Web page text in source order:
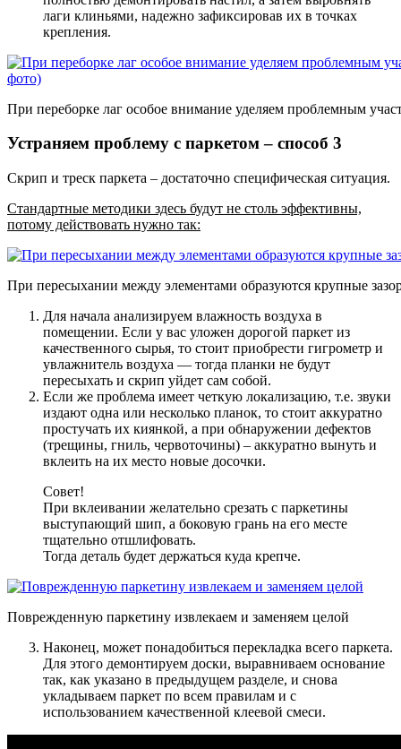
лаги клиньями, надежно зафиксировав их в точках
крепления.
При переборке лаг особое внимание уделяем проблемным
Устраняем проблему с паркетом – способ 3
Скрип и треск паркета – достаточно специфическая ситуация.
Стандартные методики здесь будут не столь эффективны,
потому действовать нужно так:
При пересыхании между элементами образуются крупные
Для начала анализируем влажность воздуха в
помещении. Если у вас уложен дорогой паркет из
качественного сырья, то стоит приобрести гигрометр и
увлажнитель воздуха — тогда планки не будут
пересыхать и скрип уйдет сам собой.
Если же проблема имеет четкую локализацию, т.е. звуки
издают одна или несколько планок, то стоит аккуратно
простучать их киянкой, а при обнаружении дефектов
(трещины, гниль, червоточины) – аккуратно вынуть и
вклеить на их место новые досочки.
Совет!
При вклеивании желательно срезать с паркетины
выступающий шип, а боковую грань на его месте
тщательно отшлифовать.
Тогда деталь будет держаться куда крепче.
Поврежденную паркетину извлекаем и заменяем целой
Наконец, может понадобиться перекладка всего паркета.
Для этого демонтируем доски, выравниваем основание
так, как указано в предыдущем разделе, и снова
укладываем паркет по всем правилам и с
использованием качественной клеевой смеси.